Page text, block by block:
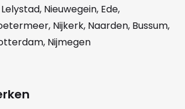
Lelystad, Nieuwegein, Ede,
, Nijkerk, Naarden, Bussum,
, Nijmegen